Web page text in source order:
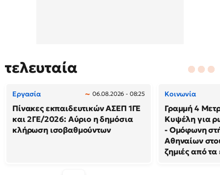
τελευταία
Εργασία 06.08.2026 - 08:25
Πίνακες εκπαιδευτικών ΑΣΕΠ 1ΓΕ
και 2ΓΕ/2026: Αύριο η δημόσια
κλήρωση ισοβαθμούντων
Κοινωνία
Γραμμή 4
Κυψέλη για
- Ομόφωνη
Αθηναίων
ζημιές από